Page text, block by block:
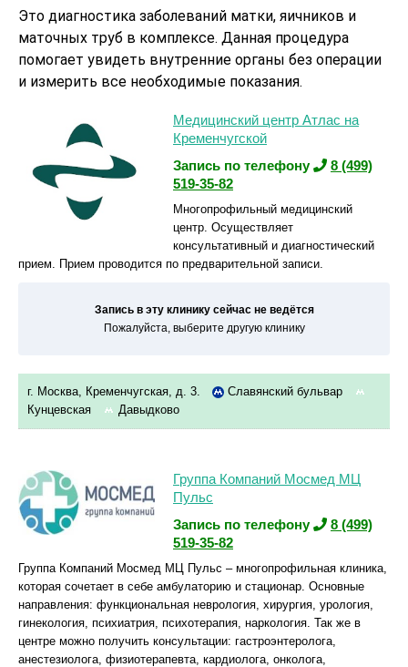
Это диагностика заболеваний матки, яичников и
маточных труб в комплексе. Данная процедура
помогает увидеть внутренние органы без операции
и измерить все необходимые показания.
Медицинский центр Атлас на
Кременчугской
Запись по телефону
8 (499)
519-35-82
Многопрофильный медицинский
центр. Осуществляет
консультативный и диагностический
прием. Прием проводится по предварительной записи.
Запись в эту клинику сейчас не ведётся
Пожалуйста, выберите другую клинику
г. Москва, Кременчугская, д. 3.
Славянский бульвар
Кунцевская
Давыдково
Группа Компаний Мосмед МЦ
Пульс
Запись по телефону
8 (499)
519-35-82
Группа Компаний Мосмед МЦ Пульс – многопрофильная клиника,
которая сочетает в себе амбулаторию и стационар. Основные
направления: функциональная неврология, хирургия, урология,
гинекология, психиатрия, психотерапия, наркология. Так же в
центре можно получить консультации: гастроэнтеролога,
анестезиолога, физиотерапевта, кардиолога, онколога,